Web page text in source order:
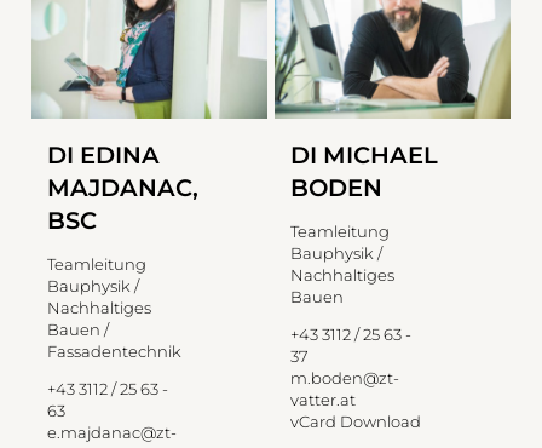
DI EDINA
MAJDANAC,
BSC
Teamleitung
Bauphysik /
Nachhaltiges
Bauen /
Fassadentechnik
+43 3112 / 25 63 -
63
e.majdanac@zt-
DI MICHAEL
BODEN
Teamleitung
Bauphysik /
Nachhaltiges
Bauen
+43 3112 / 25 63 -
37
m.boden@zt-
vatter.at
vCard Download